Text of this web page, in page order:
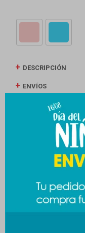
DESCRIPCIÓN
ENVÍOS
CAMBIOS Y
MEDIOS DE PAGO